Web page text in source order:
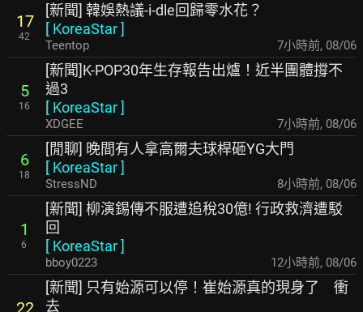
17
42
[新聞] 韓娛熱議-i-dle回歸零水花？
[ KoreaStar]
Teentop 7小時前, 08/06
5
16
[新聞]K-POP30年生存報告出爐！近半團體撐不
過3
[ KoreaStar]
XDGEE 7小時前, 08/06
6
18
[閒聊] 晚間有人拿高爾夫球桿砸YG大門
[ KoreaStar]
StressND 8小時前, 08/06
1
6
[新聞] 柳演錫傳不服遭追稅30億! 行政救濟遭駁
回
[ KoreaStar]
bboy0223 12小時前, 08/06
22
[新聞] 只有始源可以停！崔始源真的現身了 衝
去